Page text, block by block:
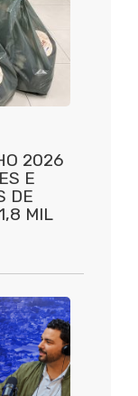
2026
E
DE
MIL